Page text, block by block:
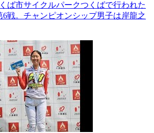
ば市サイクルパークつくばで行われた
戦。チャンピオンシップ男子は岸龍之